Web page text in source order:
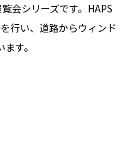
会シリーズです。HAPS
行い、道路からウィンド
す。